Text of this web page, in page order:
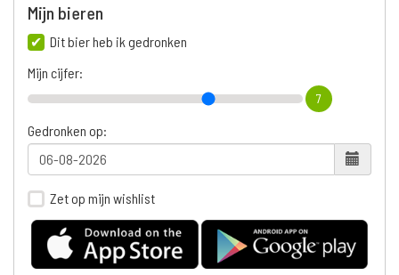
Mijn bieren
Dit bier heb ik gedronken
Mijn cijfer:
7
Gedronken op:
Zet op mijn wishlist